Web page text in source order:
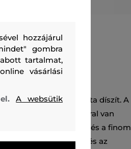
jacquard kasmírminta díszít. A
rejtett cipzárral van
Az exkluzív vászon és a finom
a tartósságot és az
hozzájárul
gombra
tartalmat,
vásárlási
el.A websütik